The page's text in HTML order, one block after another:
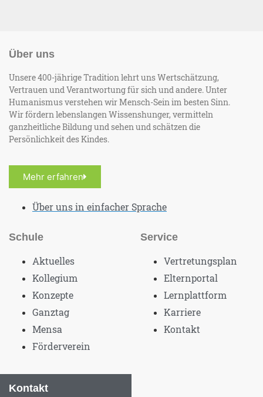
Über uns
Unsere 400-jährige Tradition lehrt uns Wertschätzung,
Vertrauen und Verantwortung für sich und andere. Unter
Humanismus verstehen wir Mensch-Sein im besten Sinn.
Wir fördern lebenslangen Wissenshunger, vermitteln
ganzheitliche Bildung und sehen und schätzen die
Persönlichkeit des Kindes.
Mehr erfahren
Über uns in einfacher Sprache
Schule
Aktuelles
Kollegium
Konzepte
Ganztag
Mensa
Förderverein
Service
Vertretungsplan
Elternportal
Lernplattform
Karriere
Kontakt
Kontakt